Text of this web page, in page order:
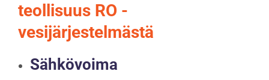
teollisuus RO -
vesijärjestelmästä
Sähkövoima